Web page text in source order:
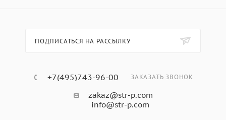
ПОДПИСАТЬСЯ НА РАССЫЛКУ
+7(495)743-96-00 ЗАКАЗАТЬ ЗВОНОК
zakaz@str-p.com
info@str-p.com